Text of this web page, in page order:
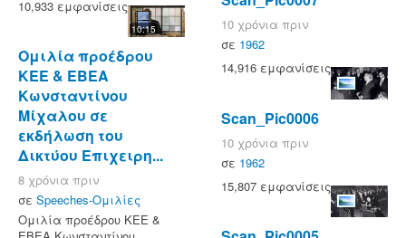
10,933 εμφανίσεις
10:15
Ομιλία προέδρου
ΚΕΕ & ΕΒΕΑ
Κωνσταντίνου
Μίχαλου σε
εκδήλωση του
Δικτύου Επιχειρη...
8 χρόνια πριν
σε Speeches-Ομιλίες
Ομιλία προέδρου ΚΕΕ &
10 χρόνια πριν
σε 1962
14,916 εμφανίσεις
Scan_Pic0006
10 χρόνια πριν
σε 1962
15,807 εμφανίσεις